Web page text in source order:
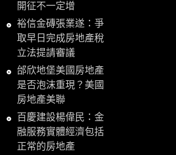
開征不一定增
裕信金磚張業遂：爭
取早日完成房地產稅
立法提請審議
邰欣地堡美國房地產
是否泡沫重現？美國
房地產美聯
百慶建設楊偉民：金
融服務實體經濟包括
正常的房地產